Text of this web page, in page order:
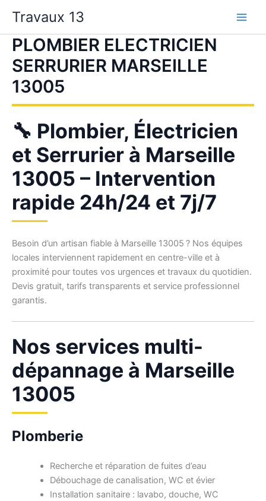
contenu
Travaux 13
PLOMBIER ELECTRICIEN
SERRURIER MARSEILLE
13005
🔧 Plombier, Électricien
et Serrurier à Marseille
13005 – Intervention
rapide 24h/24 et 7j/7
Besoin d’un artisan fiable à Marseille 13005 ? Nos équipes
locales interviennent rapidement en centre-ville et à
proximité pour toutes vos urgences et travaux du quotidien.
Devis gratuit, tarifs transparents et service professionnel
garantis.
Nos services multi-
dépannage à Marseille
13005
Plomberie
Recherche et réparation de fuites d’eau
Débouchage de canalisation, WC et évier
Installation sanitaire : lavabo, douche, WC